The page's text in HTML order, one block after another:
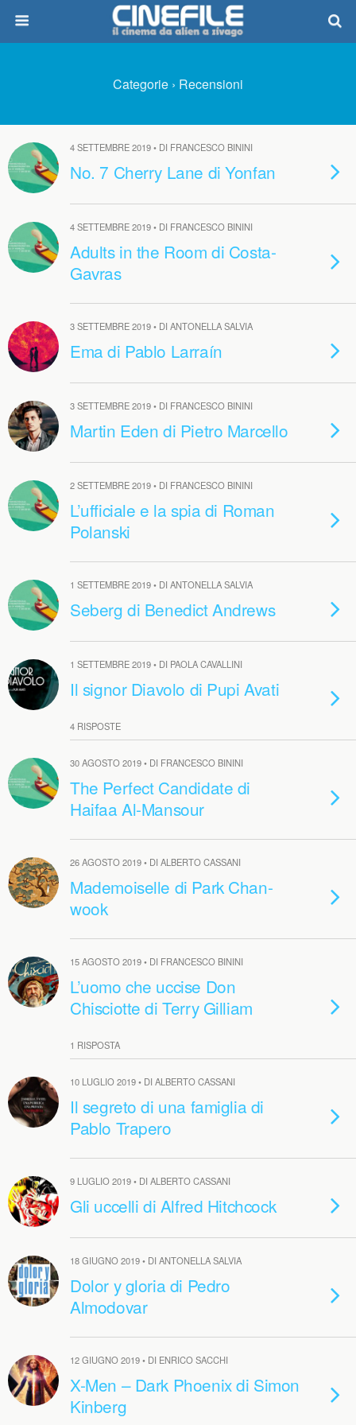
Categorie › Recensioni
4 SETTEMBRE 2019 • DI FRANCESCO BININI
No. 7 Cherry Lane di Yonfan
4 SETTEMBRE 2019 • DI FRANCESCO BININI
Adults in the Room di Costa-
Gavras
3 SETTEMBRE 2019 • DI ANTONELLA SALVIA
Ema di Pablo Larraín
3 SETTEMBRE 2019 • DI FRANCESCO BININI
Martin Eden di Pietro Marcello
2 SETTEMBRE 2019 • DI FRANCESCO BININI
L’ufficiale e la spia di Roman
Polanski
1 SETTEMBRE 2019 • DI ANTONELLA SALVIA
Seberg di Benedict Andrews
1 SETTEMBRE 2019 • DI PAOLA CAVALLINI
Il signor Diavolo di Pupi Avati
4 RISPOSTE
30 AGOSTO 2019 • DI FRANCESCO BININI
The Perfect Candidate di
Haifaa Al-Mansour
26 AGOSTO 2019 • DI ALBERTO CASSANI
Mademoiselle di Park Chan-
wook
15 AGOSTO 2019 • DI FRANCESCO BININI
L’uomo che uccise Don
Chisciotte di Terry Gilliam
1 RISPOSTA
10 LUGLIO 2019 • DI ALBERTO CASSANI
Il segreto di una famiglia di
Pablo Trapero
9 LUGLIO 2019 • DI ALBERTO CASSANI
Gli uccelli di Alfred Hitchcock
18 GIUGNO 2019 • DI ANTONELLA SALVIA
Dolor y gloria di Pedro
Almodovar
12 GIUGNO 2019 • DI ENRICO SACCHI
X-Men – Dark Phoenix di Simon
Kinberg